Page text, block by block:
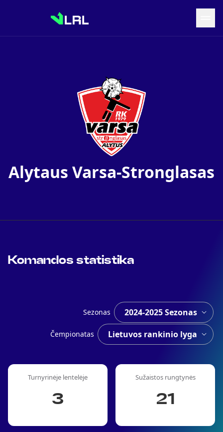
Turnyrinė lentelė
Alytaus Varsa-Stronglasas
Komandos statistika
Sezonas
Čempionatas
Turnyrinėje lentelėje
3
Sužaistos rungtynės
21